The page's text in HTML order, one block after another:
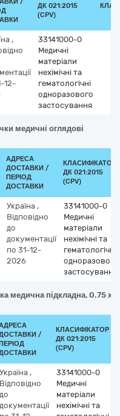
ДК 021:2015
(CPV)
,
12-
33141000-0
Медичні
матеріали
нехімічні та
гематологічні
одноразового
застосування
медичні оглядові
АДРЕСА
ДОСТАВКИ /
ПЕРІОД
ДОСТАВКИ
КЛАСИФІКАТОР
ДК 021:2015
(CPV)
Україна ,
Відповідно
до
документації
по 31-12-
2026
33141000-0
Медичні
матеріали
нехімічні та
гематологічні
одноразового
застосування
медична підкладна, 0.75 х
/
КЛАСИФІКАТОР
ДК 021:2015
(CPV)
Україна ,
Відповідно
до
документації
33141000-0
Медичні
матеріали
нехімічні та